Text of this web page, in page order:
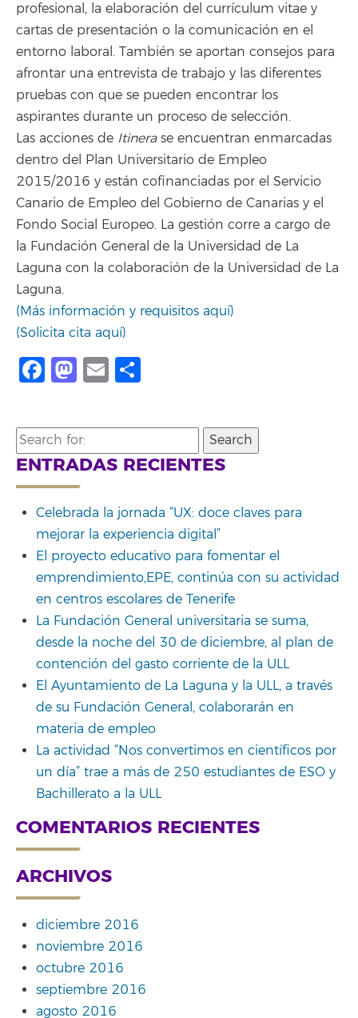
profesional, la elaboración del currículum vitae y
cartas de presentación o la comunicación en el
entorno laboral. También se aportan consejos para
afrontar una entrevista de trabajo y las diferentes
pruebas con que se pueden encontrar los
aspirantes durante un proceso de selección.
Las acciones de Itinerase encuentran enmarcadas
dentro del Plan Universitario de Empleo
2015/2016 y están cofinanciadas por el Servicio
Canario de Empleo del Gobierno de Canarias y el
Fondo Social Europeo. La gestión corre a cargo de
la Fundación General de la Universidad de La
Laguna con la colaboración de la Universidad de La
Laguna.
(Más información y requisitos aquí)
(Solicita cita aquí)
Facebook
Mastodon
Email
Search
for:
ENTRADAS RECIENTES
Celebrada la jornada “UX: doce claves para
mejorar la experiencia digital”
El proyecto educativo para fomentar el
emprendimiento,EPE, continúa con su actividad
en centros escolares de Tenerife
La Fundación General universitaria se suma,
desde la noche del 30 de diciembre, al plan de
contención del gasto corriente de la ULL
El Ayuntamiento de La Laguna y la ULL, a través
de su Fundación General, colaborarán en
materia de empleo
La actividad “Nos convertimos en científicos por
un día” trae a más de 250 estudiantes de ESO y
Bachillerato a la ULL
COMENTARIOS RECIENTES
ARCHIVOS
diciembre 2016
noviembre 2016
octubre 2016
septiembre 2016
agosto 2016